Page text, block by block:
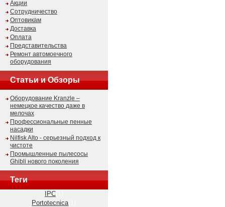
Акции
Сотрудничество
Оптовикам
Доставка
Оплата
Представительства
Ремонт автомоечного
оборудования
Статьи и Обзоры
Оборудование Kranzle –
немецкое качество даже в
мелочах
Профессиональные пенные
насадки
Nilfisk Alto - серьезный подход к
чистоте
Промышленные пылесосы
Ghibli нового поколения
Теги
IPC
Portotecnica(1)